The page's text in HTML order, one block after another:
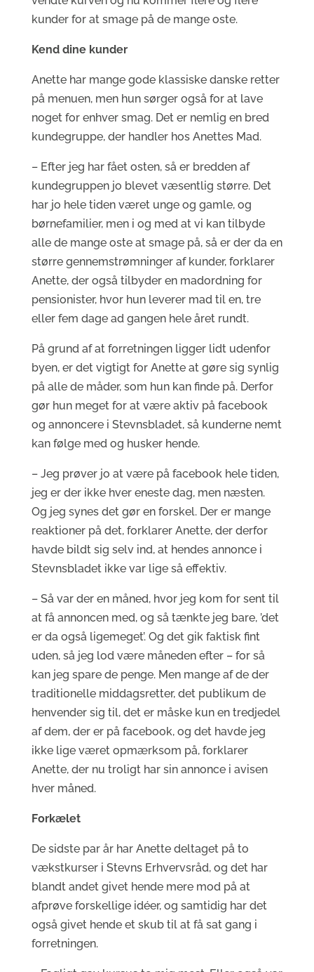
kunder for at smage på de mange oste.
Kend dine kunder
Anette har mange gode klassiske danske retter
på menuen, men hun sørger også for at lave
noget for enhver smag. Det er nemlig en bred
kundegruppe, der handler hos Anettes Mad.
– Efter jeg har fået osten, så er bredden af
kundegruppen jo blevet væsentlig større. Det
har jo hele tiden været unge og gamle, og
børnefamilier, men i og med at vi kan tilbyde
alle de mange oste at smage på, så er der da en
større gennemstrømninger af kunder, forklarer
Anette, der også tilbyder en madordning for
pensionister, hvor hun leverer mad til en, tre
eller fem dage ad gangen hele året rundt.
På grund af at forretningen ligger lidt udenfor
byen, er det vigtigt for Anette at gøre sig synlig
på alle de måder, som hun kan finde på. Derfor
gør hun meget for at være aktiv på facebook
og annoncere i Stevnsbladet, så kunderne nemt
kan følge med og husker hende.
– Jeg prøver jo at være på facebook hele tiden,
jeg er der ikke hver eneste dag, men næsten.
Og jeg synes det gør en forskel. Der er mange
reaktioner på det, forklarer Anette, der derfor
havde bildt sig selv ind, at hendes annonce i
Stevnsbladet ikke var lige så effektiv.
– Så var der en måned, hvor jeg kom for sent til
at få annoncen med, og så tænkte jeg bare, ’det
er da også ligemeget’. Og det gik faktisk fint
uden, så jeg lod være måneden efter – for så
kan jeg spare de penge. Men mange af de der
traditionelle middagsretter, det publikum de
henvender sig til, det er måske kun en tredjedel
af dem, der er på facebook, og det havde jeg
ikke lige været opmærksom på, forklarer
Anette, der nu troligt har sin annonce i avisen
hver måned.
Forkælet
De sidste par år har Anette deltaget på to
vækstkurser i Stevns Erhvervsråd, og det har
blandt andet givet hende mere mod på at
afprøve forskellige idéer, og samtidig har det
også givet hende et skub til at få sat gang i
forretningen.